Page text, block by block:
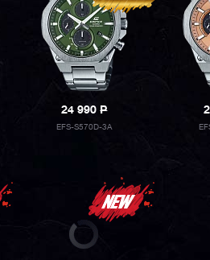
24 990P
EFS-S570D-3A